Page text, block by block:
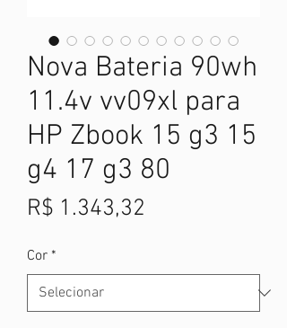
Nova Bateria 90wh
11.4v vv09xl para
HP Zbook 15 g3 15
g4 17 g3 80
R$ 1.343,32
Cor *